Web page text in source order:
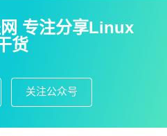
专注分享Linux
货
关注公众号